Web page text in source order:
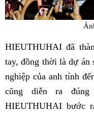
HIEUTHUHAI đã
tay, đồng thời là dự án
nghiệp của anh tính
cũng diễn ra
HIEUTHUHAI bước